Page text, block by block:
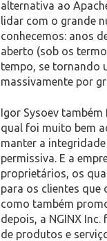
alternativa ao
lidar com o grande
conhecemos: anos
aberto (sob os
tempo, se tornando
massivamente por
Igor Sysoev
qual foi muito bem
manter a
permissiva. E a
proprietários, os
para os clientes que
como também
depois, a NGINX Inc.
de produtos e